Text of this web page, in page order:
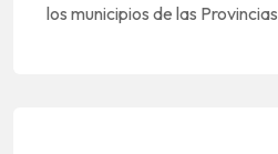
los municipios de las Provincias